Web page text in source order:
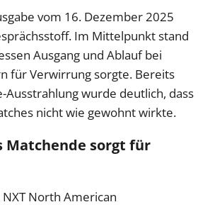
vom 16. Dezember 2025
Im Mittelpunkt stand
Ausgang und Ablauf bei
für Verwirrung sorgte. Bereits
Ausstrahlung wurde deutlich, dass
nicht wie gewohnt wirkte.
Matchende sorgt für
North American